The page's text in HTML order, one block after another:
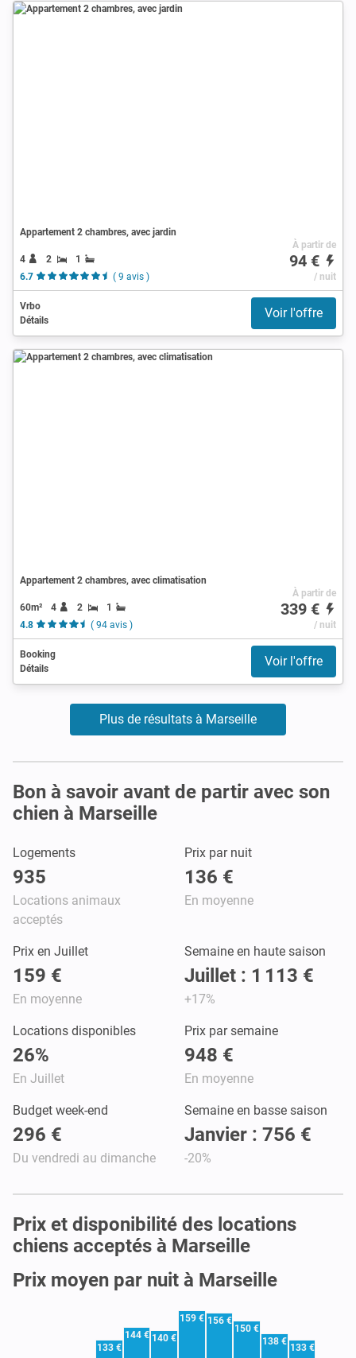
Appartement 2 chambres, avec jardin
4 2
1
6.7
( 9 avis )
À partir de
94 €
/ nuit
Vrbo
Détails
Voir l'offre
Appartement 2 chambres, avec climatisation
60m² 4 2
1
4.8
( 94 avis )
À partir de
339 €
/ nuit
Booking
Détails
Voir l'offre
Plus de résultats à Marseille
Bon à savoir avant de partir avec son
chien à Marseille
Logements
935
Locations animaux
acceptés
Prix par nuit
136 €
En moyenne
Prix en Juillet
159 €
En moyenne
Semaine en haute saison
Juillet : 1 113 €
+17%
Locations disponibles
26%
En Juillet
Prix par semaine
948 €
En moyenne
Budget week-end
296 €
Du vendredi au dimanche
Semaine en basse saison
Janvier : 756 €
-20%
Prix et disponibilité des locations
chiens acceptés à Marseille
Prix moyen par nuit à Marseille
133 €
144 € 140 €
159 € 156 €
150 €
138 €
133 €